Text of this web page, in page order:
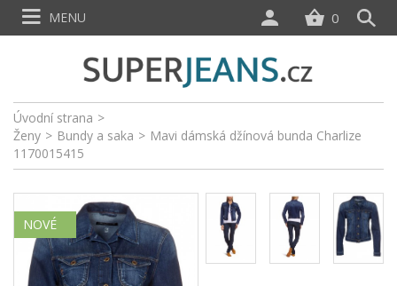
Úvodní strana >
Ženy > Bundy a saka > Mavi dámská džínová bunda Charlize
1170015415
NOVÉ
0
MENU